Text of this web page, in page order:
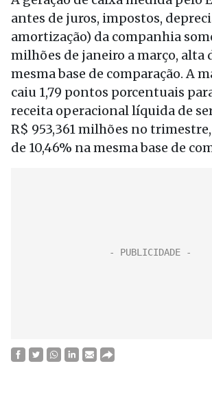
antes de juros, impostos,
amortização) da companhia
milhões de janeiro a março, alta
mesma base de comparação. A
caiu 1,79 pontos porcentuais
receita operacional líquida de
R$ 953,361 milhões no
de 10,46% na mesma base de